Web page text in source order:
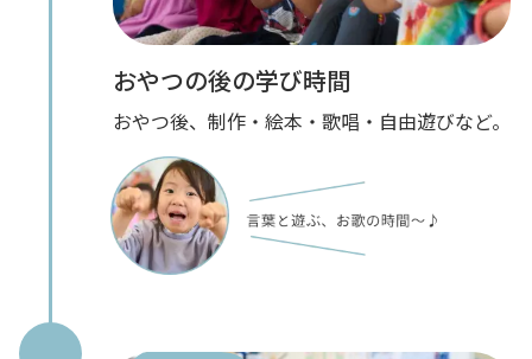
おやつの後の学び時間
おやつ後、制作・絵本・歌唱・自由遊びなど。